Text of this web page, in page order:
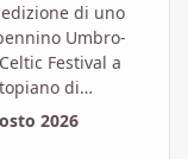
di uno
Umbro-
Festival a
di
2026